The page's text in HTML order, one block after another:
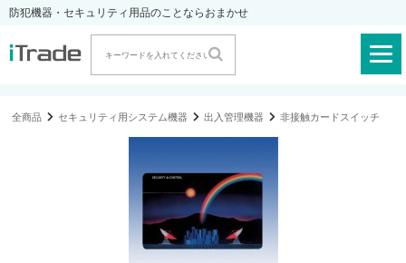
防犯機器・セキュリティ用品のことならおまかせ
全商品 セキュリティ用システム機器 出入管理機器 非接触カードスイッチ